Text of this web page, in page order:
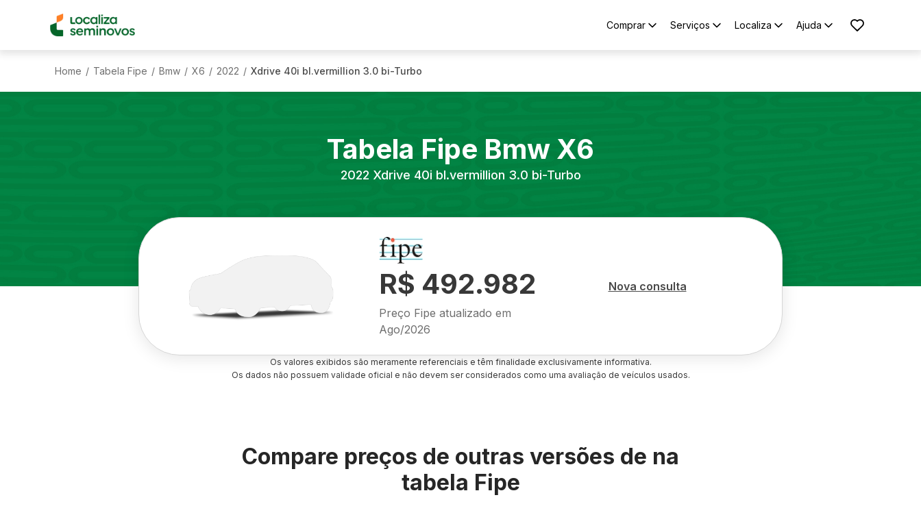
Comprar Serviços Localiza Ajuda
Home / Tabela Fipe / Bmw / X6 / 2022 / Xdrive 40i bl.vermillion 3.0 bi-Turbo
Tabela Fipe Bmw X6
2022 Xdrive 40i bl.vermillion 3.0 bi-Turbo
R$ 492.982
Preço Fipe atualizado em
Ago/2026
Nova consulta
Os valores exibidos são meramente referenciais e têm finalidade exclusivamente informativa.
Os dados não possuem validade oficial e não devem ser considerados como uma avaliação de veículos usados.
Compare preços de outras versões de na
tabela Fipe